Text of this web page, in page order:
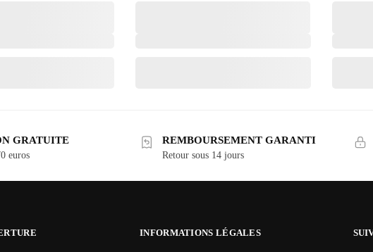
GRATUITE
euros
REMBOURSEMENT GARANTI
Retour sous 14 jours
INFORMATIONS LÉGALES